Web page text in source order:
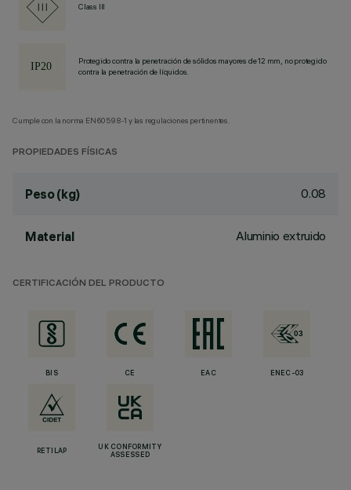
Class III
Protegido contra la penetración de sólidos mayores de 12 mm, no protegido
contra la penetración de líquidos.
Cumple con la norma EN60598-1 y las regulaciones pertinentes.
PROPIEDADES FÍSICAS
Peso (kg) 0.08
Material Aluminio extruido
CERTIFICACIÓN DEL PRODUCTO
BIS CE EAC ENEC-03
RETILAP
UK CONFORMITY
ASSESSED